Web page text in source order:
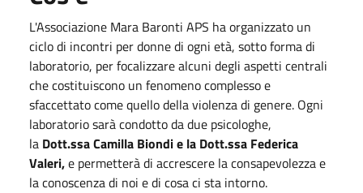
L'Associazione Mara Baronti APS ha organizzato un
ciclo di incontri per donne di ogni età, sotto forma di
laboratorio, per focalizzare alcuni degli aspetti centrali
che costituiscono un fenomeno complesso e
sfaccettato come quello della violenza di genere. Ogni
laboratorio sarà condotto da due psicologhe,
la Dott.ssa Camilla Biondi e la Dott.ssa Federica
Valeri,e permetterà di accrescere la consapevolezza e
la conoscenza di noi e di cosa ci sta intorno.